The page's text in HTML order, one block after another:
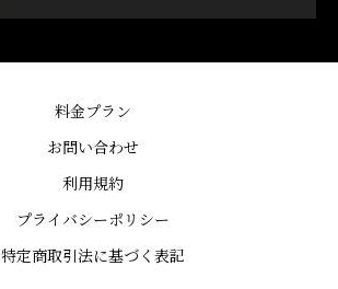
料金プラン
お問い合わせ
利用規約
プライバシーポリシー
特定商取引法に基づく表記